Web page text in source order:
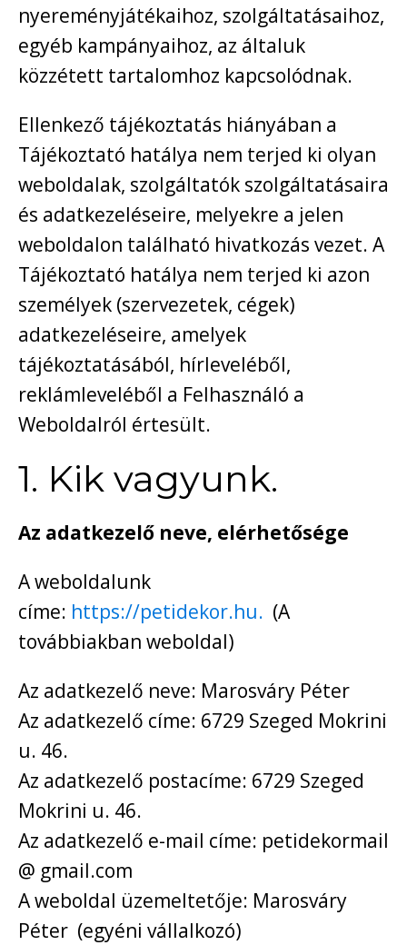
nyereményjátékaihoz, szolgáltatásaihoz,
egyéb kampányaihoz, az általuk
közzétett tartalomhoz kapcsolódnak.
Ellenkező tájékoztatás hiányában a
Tájékoztató hatálya nem terjed ki olyan
weboldalak, szolgáltatók szolgáltatásaira
és adatkezeléseire, melyekre a jelen
weboldalon található hivatkozás vezet. A
Tájékoztató hatálya nem terjed ki azon
személyek (szervezetek, cégek)
adatkezeléseire, amelyek
tájékoztatásából, hírleveléből,
reklámleveléből a Felhasználó a
Weboldalról értesült.
1. Kik vagyunk.
Az adatkezelő neve, elérhetősége
A weboldalunk
címe: https://petidekor.hu. (A
továbbiakban weboldal)
Az adatkezelő neve: Marosváry Péter
Az adatkezelő címe: 6729 Szeged Mokrini
u. 46.
Az adatkezelő postacíme: 6729 Szeged
Mokrini u. 46.
Az adatkezelő e-mail címe: petidekormail
@ gmail.com
A weboldal üzemeltetője: Marosváry
Péter (egyéni vállalkozó)